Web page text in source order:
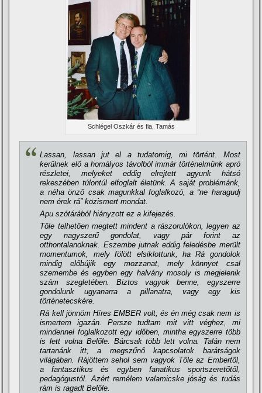
Schlégel Oszkár és fia, Tamás
Lassan, lassan jut el a tudatomig, mi történt. Most
kerülnek elő a homályos távolból immár történelmünk apró
részletei, melyeket eddig elrejtett agyunk hátsó
rekeszében túlontúl elfoglalt életünk. A saját problémánk,
a néha önző csak magunkkal foglalkozó, a “ne haragudj
nem érek rá” közismert mondat.
Apu szótárából hiányzott ez a kifejezés.
Tőle telhetően megtett mindent a rászorulókon, legyen az
egy nagyszerű gondolat, vagy pár forint az
otthontalanoknak. Eszembe jutnak eddig feledésbe merült
momentumok, mely fölött elsiklottunk, ha Rá gondolok
mindig előbújik egy mozzanat, mely könnyet csal
szemembe és egyben egy halvány mosoly is megjelenik
szám szegletében. Biztos vagyok benne, egyszerre
gondolunk ugyanarra a pillanatra, vagy egy kis
történetecskére.
Rá kell jönnöm Hí­res EMBER volt, és én még csak nem is
ismertem igazán. Persze tudtam mit vitt véghez, mi
mindennel foglalkozott egy időben, mintha egyszerre több
is lett volna Belőle. Bárcsak több lett volna. Talán nem
tartanánk itt, a megszűnő kapcsolatok barátságok
világában. Rájöttem sehol sem vagyok Tőle az Embertől,
a fantasztikus és egyben fanatikus sportszeretőtől,
pedagógustól. Azért remélem valamicske jóság és tudás
rám is ragadt Belőle.